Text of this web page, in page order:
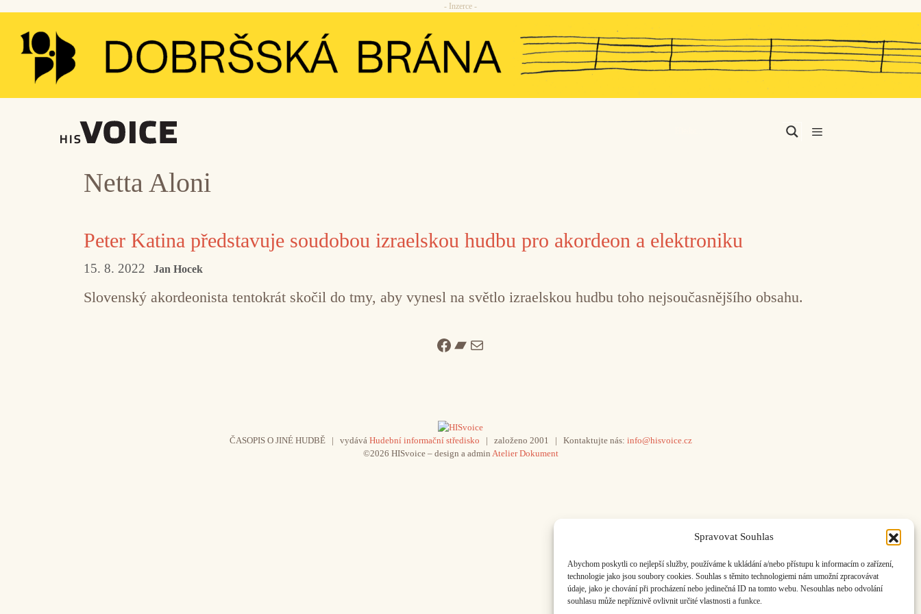
Spravovat Souhlas
Abychom poskytli co nejlepší služby, používáme k ukládání a/nebo přístupu k informacím o zařízení,
technologie jako jsou soubory cookies. Souhlas s těmito technologiemi nám umožní zpracovávat
údaje, jako je chování při procházení nebo jedinečná ID na tomto webu. Nesouhlas nebo odvolání
souhlasu může nepříznivě ovlivnit určité vlastnosti a funkce.
Přeskočit
obsah
- Inzerce -
Netta Aloni
Peter Katina představuje soudobou izraelskou hudbu pro akordeon a elektroniku
15. 8. 2022 Jan Hocek
Slovenský akordeonista tentokrát skočil do tmy, aby vynesl na světlo izraelskou hudbu toho nejsoučasnějšího obsahu.
Facebook
Bandcamp
Mail
ČASOPIS O JINÉ HUDBĚ | vydává Hudební informační středisko | založeno 2001 | Kontaktujte nás: info@hisvoice.cz
©2026 HISvoice – design a admin Atelier Dokument